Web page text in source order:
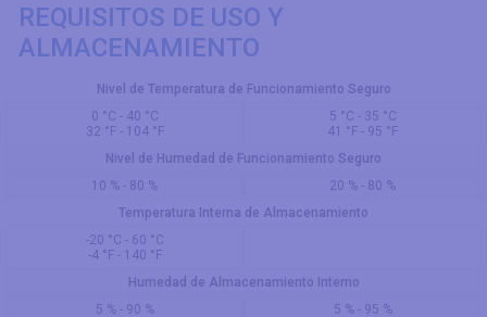
REQUISITOS DE USO Y
ALMACENAMIENTO
Nivel de Temperatura de Funcionamiento Seguro
0 °C - 40 °C
32 °F - 104 °F
5 °C - 35 °C
41 °F - 95 °F
Nivel de Humedad de Funcionamiento Seguro
10 % - 80 %
20 % - 80 %
Temperatura Interna de Almacenamiento
-20 °C - 60 °C
-4 °F - 140 °F
Humedad de Almacenamiento Interno
5 % - 90 %
5 % - 95 %